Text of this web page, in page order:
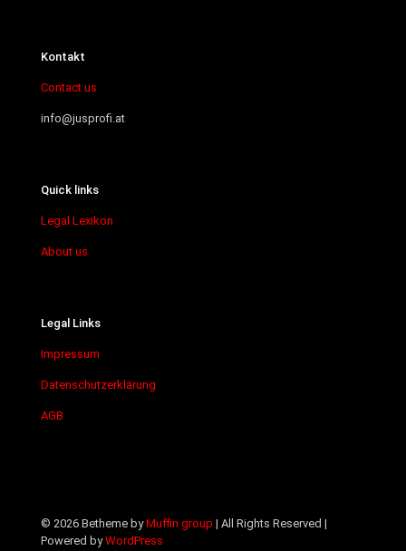
Kontakt
Contact us
info@jusprofi.at
Quick links
Legal Lexikon
About us
Legal Links
Impressum
Datenschutzerklärung
AGB
© 2026 Betheme byMuffin group | All Rights Reserved |
Powered byWordPress